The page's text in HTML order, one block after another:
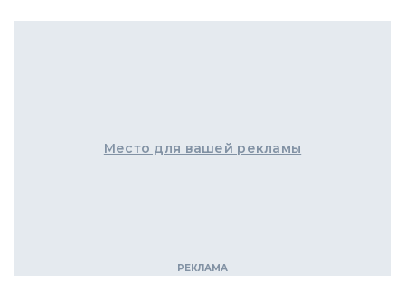
Место для вашей рекламы